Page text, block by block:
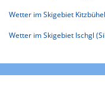
Wetter im Skigebiet Kitzbühel
Wetter im Skigebiet Ischgl